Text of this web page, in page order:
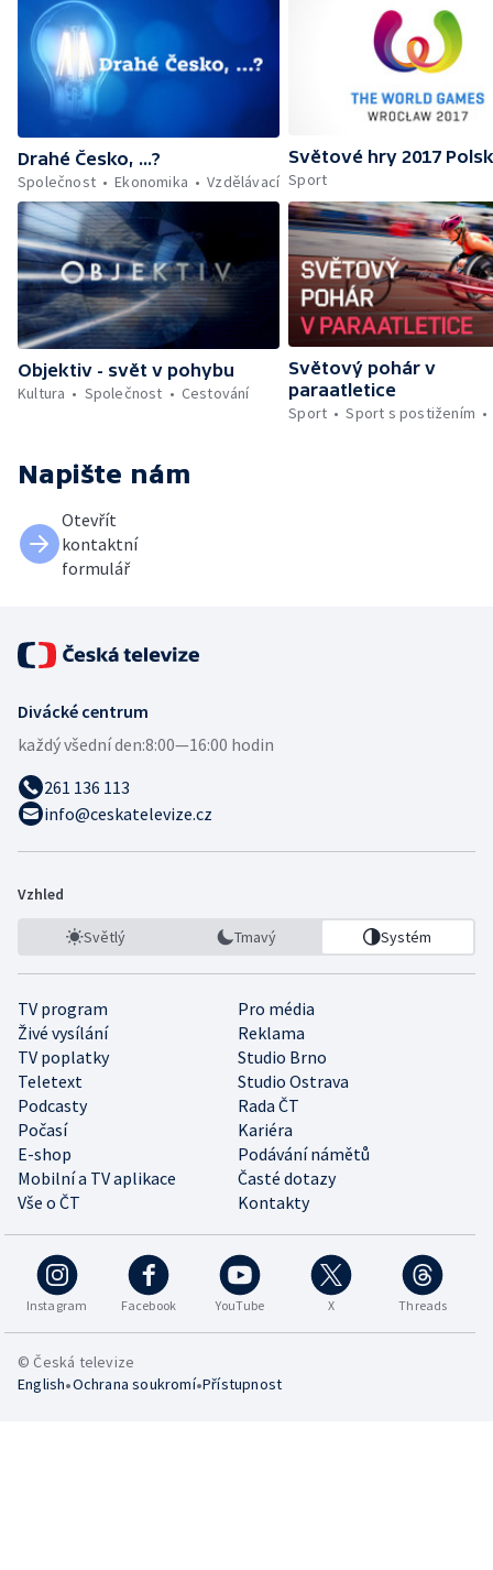
Drahé Česko, ...?
Společnost
Ekonomika Vzdělávací
Světové hry 2017
Sport
Objektiv - svět v pohybu
Kultura
Společnost Cestování
Světový pohár v
paraatletice
Sport
Sport s postižením
Napište nám
Otevřít
kontaktní
formulář
Divácké centrum
každý všední den:8:00—16:00 hodin
261 136 113
info@ceskatelevize.cz
Vzhled
Světlý Tmavý Systém
TV program
Pro média
Živé vysílání
Reklama
TV poplatky
Studio Brno
Teletext
Studio Ostrava
Podcasty
Rada ČT
Počasí
Kariéra
E-shop
Podávání námětů
Mobilní a TV aplikace
Časté dotazy
Vše o ČT
Kontakty
Instagram Facebook YouTube X Threads
© Česká televize
English•Ochrana soukromí•Přístupnost